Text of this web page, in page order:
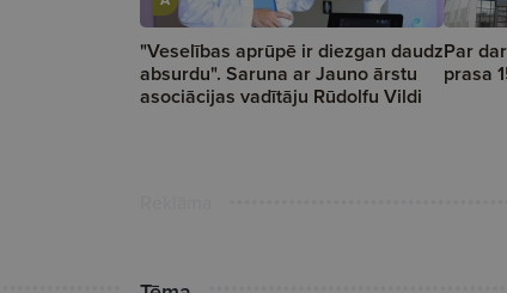
"Veselības aprūpē ir diezgan daudz
absurdu". Saruna ar Jauno ārstu
asociācijas vadītāju Rūdolfu Vildi
Par
prasa